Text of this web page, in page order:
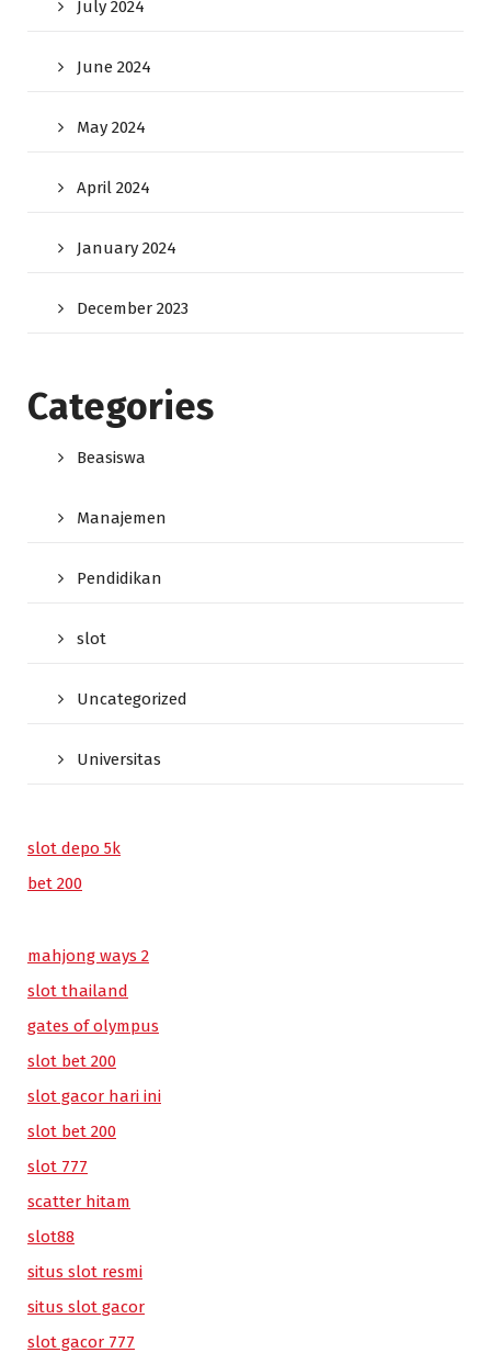
July 2024
June 2024
May 2024
April 2024
January 2024
December 2023
Categories
Beasiswa
Manajemen
Pendidikan
slot
Uncategorized
Universitas
slot depo 5k
bet 200
mahjong ways 2
slot thailand
gates of olympus
slot bet 200
slot gacor hari ini
slot bet 200
slot 777
scatter hitam
slot88
situs slot resmi
situs slot gacor
slot gacor 777